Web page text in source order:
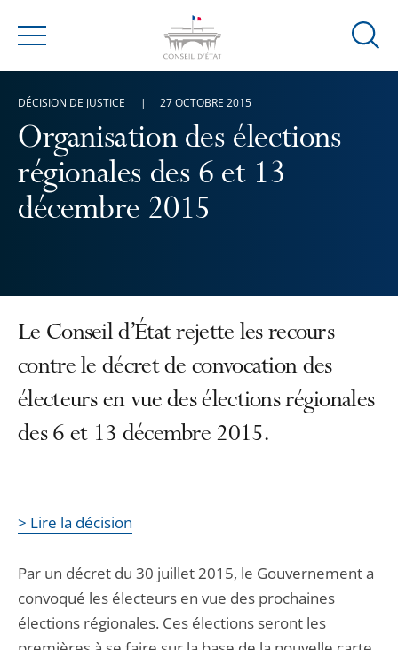
Menu
Ouvrir
Organisation des élections
régionales des 6 et 13
décembre 2015
DÉCISION DE JUSTICE 27 OCTOBRE 2015
Le Conseil d’État rejette les recours
contre le décret de convocation des
électeurs en vue des élections régionales
des 6 et 13 décembre 2015.
> Lire la décision
Par un décret du 30 juillet 2015, le Gouvernement a
convoqué les électeurs en vue des prochaines
élections régionales. Ces élections seront les